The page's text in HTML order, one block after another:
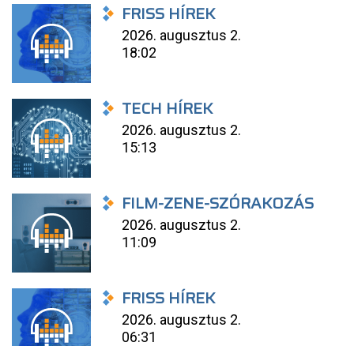
FRISS HÍREK
2026. augusztus 2.
18:02
TECH HÍREK
2026. augusztus 2.
15:13
FILM-ZENE-SZÓRAKOZÁS
2026. augusztus 2.
11:09
FRISS HÍREK
2026. augusztus 2.
06:31